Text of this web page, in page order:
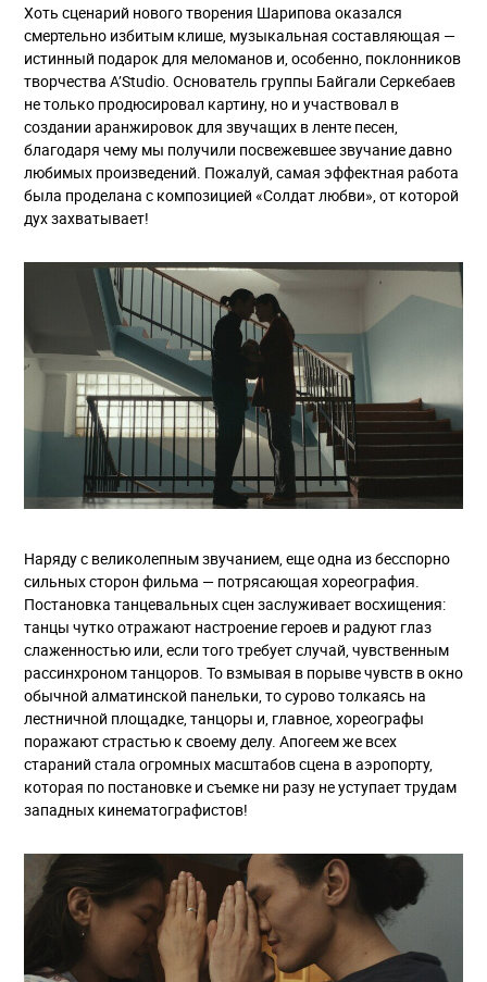
Хоть сценарий нового творения Шарипова оказался
смертельно избитым клише, музыкальная составляющая —
истинный подарок для меломанов и, особенно, поклонников
творчества A’Studio. Основатель группы Байгали Серкебаев
не только продюсировал картину, но и участвовал в
создании аранжировок для звучащих в ленте песен,
благодаря чему мы получили посвежевшее звучание давно
любимых произведений. Пожалуй, самая эффектная работа
была проделана с композицией «Солдат любви», от которой
дух захватывает!
Наряду с великолепным звучанием, еще одна из бесспорно
сильных сторон фильма — потрясающая хореография.
Постановка танцевальных сцен заслуживает восхищения:
танцы чутко отражают настроение героев и радуют глаз
слаженностью или, если того требует случай, чувственным
рассинхроном танцоров. То взмывая в порыве чувств в окно
обычной алматинской панельки, то сурово толкаясь на
лестничной площадке, танцоры и, главное, хореографы
поражают страстью к своему делу. Апогеем же всех
стараний стала огромных масштабов сцена в аэропорту,
которая по постановке и съемке ни разу не уступает трудам
западных кинематографистов!